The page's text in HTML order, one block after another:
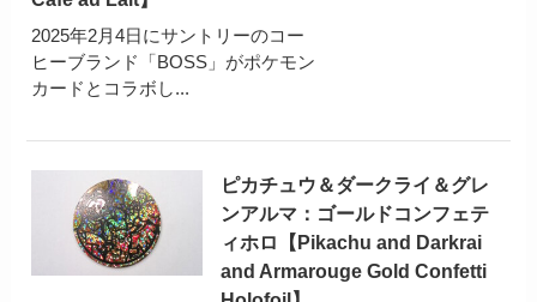
2025年2月4日にサントリーのコー
ヒーブランド「BOSS」がポケモン
カードとコラボし...
ピカチュウ＆ダークライ＆グレ
ンアルマ：ゴールドコンフェテ
ィホロ【Pikachu and Darkrai
and Armarouge Gold Confetti